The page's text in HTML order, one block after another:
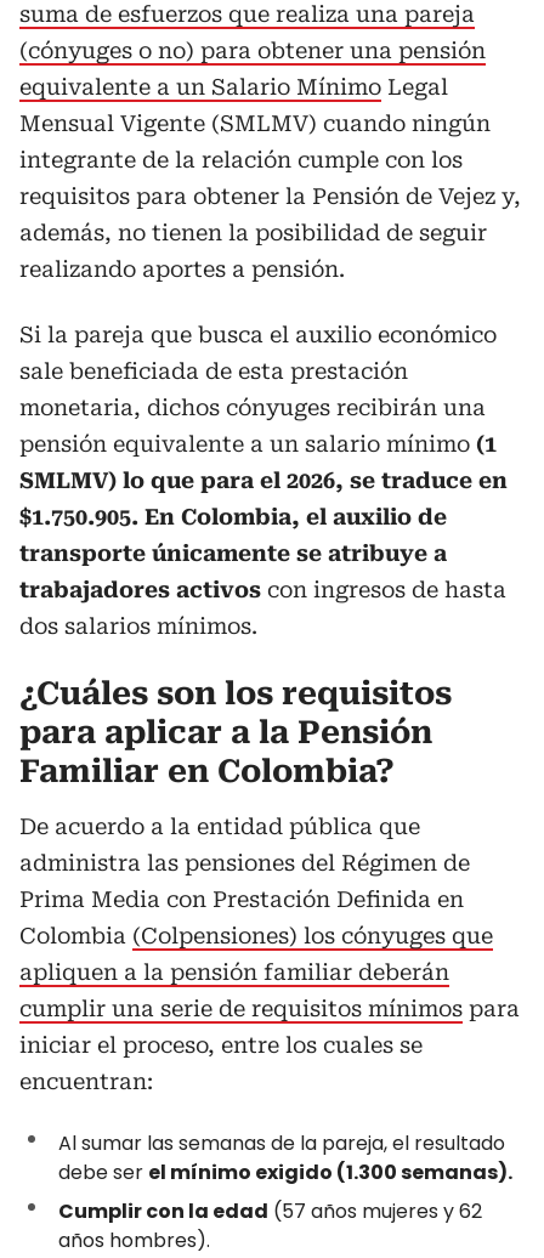
suma de esfuerzos que realiza una pareja
(cónyuges o no) para obtener una pensión
equivalente a un Salario Mínimo Legal
Mensual Vigente (SMLMV) cuando ningún
integrante de la relación cumple con los
requisitos para obtener la Pensión de Vejez y,
además, no tienen la posibilidad de seguir
realizando aportes a pensión.
Si la pareja que busca el auxilio económico
sale beneficiada de esta prestación
monetaria, dichos cónyuges recibirán una
pensión equivalente a un salario mínimo (1
SMLMV) lo que para el 2026, se traduce en
$1.750.905. En Colombia, el auxilio de
transporte únicamente se atribuye a
trabajadores activos con ingresos de hasta
dos salarios mínimos.
¿Cuáles son los requisitos
para aplicar a la Pensión
Familiar en Colombia?
De acuerdo a la entidad pública que
administra las pensiones del Régimen de
Prima Media con Prestación Definida en
Colombia (Colpensiones) los cónyuges que
apliquen a la pensión familiar deberán
cumplir una serie de requisitos mínimos para
iniciar el proceso, entre los cuales se
encuentran:
Al sumar las semanas de la pareja, el resultado
debe ser el mínimo exigido (1.300 semanas).
Cumplir con la edad (57 años mujeres y 62
años hombres).